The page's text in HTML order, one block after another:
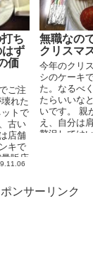
ち
はず
価
ご注
れた
トで
古い
店舗
キで
販店
無職なの
クリスマ
今年のクリ
シのケーキ
た。なるべ
たらいいな
いです。 親
え、自分は
贅沢しては
ンサーリンク